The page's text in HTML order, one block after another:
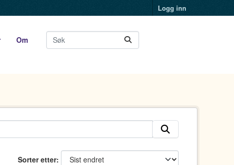
Logg inn
Om
Sorter etter